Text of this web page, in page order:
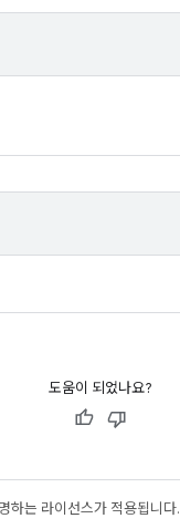
도움이 되었나요?
하는 라이선스가 적용됩니